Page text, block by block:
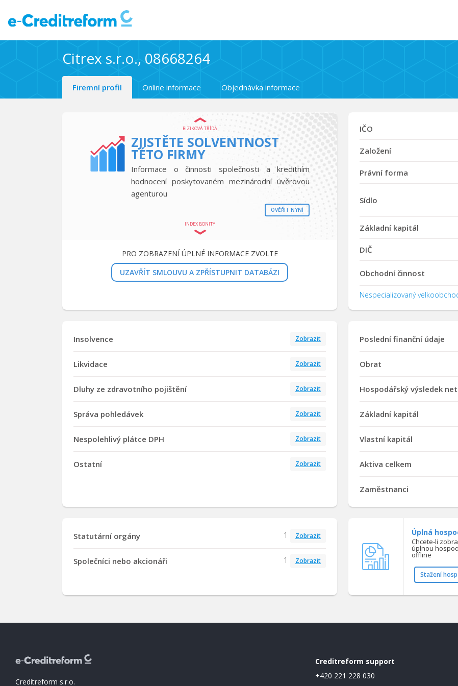
Citrex s.r.o., 08668264
Firemní profil Online informace Objednávka informace
RIZIKOVÁ TŘÍDA
ZJISTĚTE SOLVENTNOST
TÉTO FIRMY
Informace o činnosti společnosti a kreditním
hodnocení poskytovaném mezinárodní úvěrovou
agenturou
OVĚŘIT NYNÍ
INDEX BONITY
PRO ZOBRAZENÍ ÚPLNÉ INFORMACE ZVOLTE
UZAVŘÍT SMLOUVU A ZPŘÍSTUPNIT DATABÁZI
IČO
Založení
Právní forma
Sídlo
Základní kapitál
DIČ
Obchodní činnost
Nespecializovaný
Insolvence Zobrazit
Likvidace Zobrazit
Dluhy ze zdravotního pojištění Zobrazit
Správa pohledávek Zobrazit
Nespolehlivý plátce DPH Zobrazit
Ostatní Zobrazit
Poslední finanční údaje
Obrat
Hospodářský výsledek
Základní kapitál
Vlastní kapitál
Aktiva celkem
Zaměstnanci
Statutární orgány 1 Zobrazit
Společníci nebo akcionáři 1 Zobrazit
Úplná
Chcete-li
úplnou
offline
Stažení
Creditreform s.r.o.
Creditreform support
+420 221 228 030